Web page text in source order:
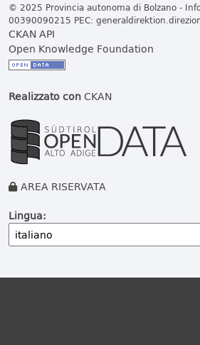
© 2025 Provincia autonoma di Bolzano -
00390090215 PEC:
CKAN API
Open Knowledge Foundation
Realizzato conCKAN
AREA RISERVATA
Lingua